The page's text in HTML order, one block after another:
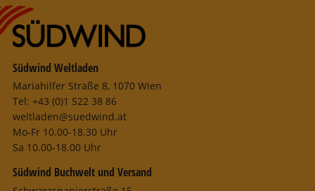
Südwind Weltladen
Mariahilfer Straße 8, 1070 Wien
Tel: +43 (0)1 522 38 86
weltladen@suedwind.at
Mo-Fr 10.00-18.30 Uhr
Sa 10.00-18.00 Uhr
Südwind Buchwelt und Versand